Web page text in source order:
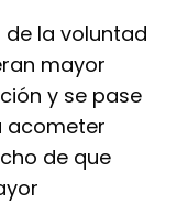
de la voluntad
mayor
y se pase
acometer
de que